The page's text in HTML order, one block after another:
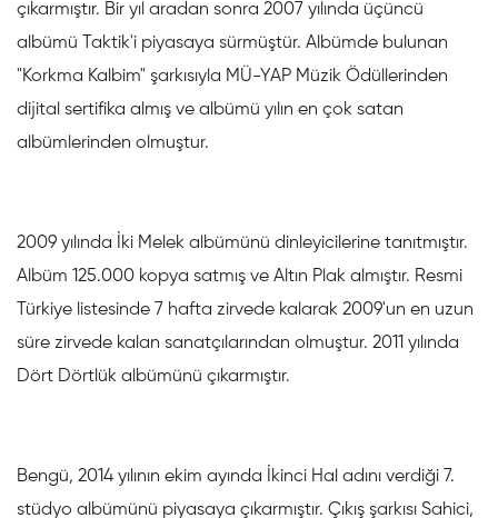
çıkarmıştır. Bir yıl aradan sonra 2007 yılında üçüncü
albümü Taktik'i piyasaya sürmüştür. Albümde bulunan
"Korkma Kalbim" şarkısıyla MÜ-YAP Müzik Ödüllerinden
dijital sertifika almış ve albümü yılın en çok satan
albümlerinden olmuştur.
2009 yılında İki Melek albümünü dinleyicilerine tanıtmıştır.
Albüm 125.000 kopya satmış ve Altın Plak almıştır. Resmi
Türkiye listesinde 7 hafta zirvede kalarak 2009'un en uzun
süre zirvede kalan sanatçılarından olmuştur. 2011 yılında
Dört Dörtlük albümünü çıkarmıştır.
Bengü, 2014 yılının ekim ayında İkinci Hal adını verdiği 7.
stüdyo albümünü piyasaya çıkarmıştır. Çıkış şarkısı Sahici,